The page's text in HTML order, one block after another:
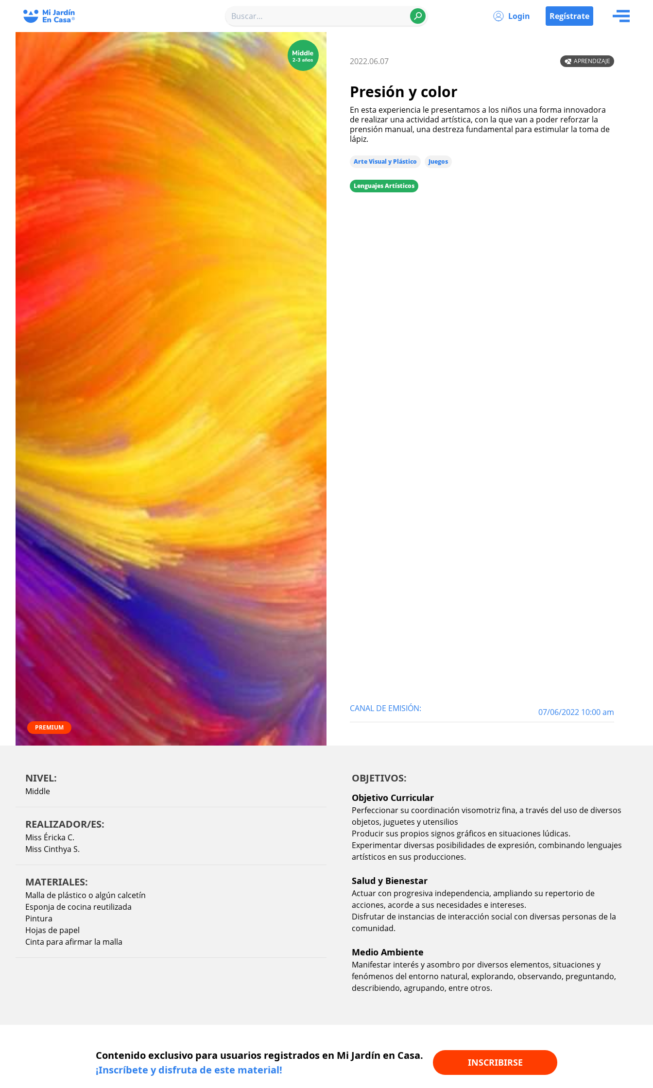
Login Regístrate
PREMIUM
2022.06.07 APRENDIZAJE
Presión y color
En esta experiencia le presentamos a los niños una forma innovadora
de realizar una actividad artística, con la que van a poder reforzar la
prensión manual, una destreza fundamental para estimular la toma de
lápiz.
Arte Visual y Plástico Juegos
Lenguajes Artísticos
CANAL DE EMISIÓN: 07/06/2022 10:00 am
NIVEL:
Middle
REALIZADOR/ES:
Miss Éricka C.
Miss Cinthya S.
MATERIALES:
Malla de plástico o algún calcetín
Esponja de cocina reutilizada
Pintura
Hojas de papel
Cinta para afirmar la malla
OBJETIVOS:
Objetivo Curricular
Perfeccionar su coordinación visomotriz fina, a través del uso de diversos
objetos, juguetes y utensilios
Producir sus propios signos gráficos en situaciones lúdicas.
Experimentar diversas posibilidades de expresión, combinando lenguajes
artísticos en sus producciones.
Salud y Bienestar
Actuar con progresiva independencia, ampliando su repertorio de
acciones, acorde a sus necesidades e intereses.
Disfrutar de instancias de interacción social con diversas personas de la
comunidad.
Medio Ambiente
Manifestar interés y asombro por diversos elementos, situaciones y
fenómenos del entorno natural, explorando, observando, preguntando,
describiendo, agrupando, entre otros.
Contenido exclusivo para usuarios registrados en Mi Jardín en Casa.
¡Inscríbete y disfruta de este material!
INSCRIBIRSE